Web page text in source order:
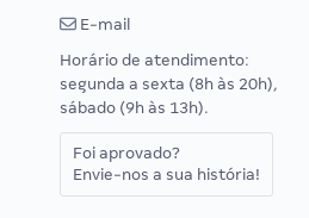
E-mail
Horário de atendimento:
segunda a sexta (8h às 20h),
sábado (9h às 13h).
Foi aprovado?
Envie-nos a sua história!